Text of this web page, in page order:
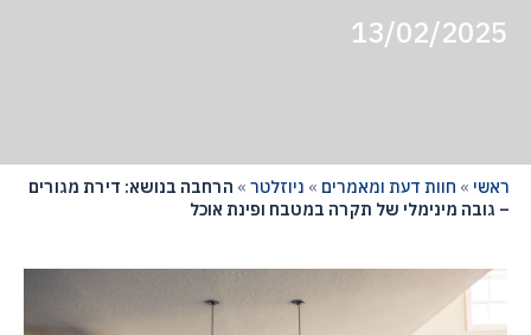
13/02/2025
ראשי » חוות דעת ומאמרים » ניוזלטר » הרחבה בנושא: דירת מגורים
– גובה מינימלי של תקרה במטבח ופינת אוכל